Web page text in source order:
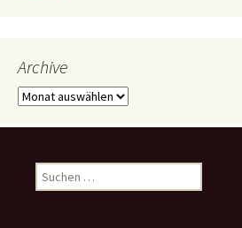
Archive
Archive
Suchen
nach: